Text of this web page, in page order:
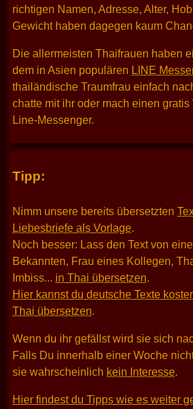
richtigen Namen, Adresse, Alter,
Gewicht haben dagegen kaum
Die allermeisten Thaifrauen haben
dem in Asien populären LINE
thailändische Traumfrau einfach
chatte mit ihr oder mach einen
Line-Messenger.
Tipp:
Nimm unsere bereits übersetzten
Liebesbriefe als Vorlage.
Noch besser: Lass den Text von
Bekannten, Frau eines Kollegen,
Imbiss... in Thai übersetzen.
Hier kannst du deutsche Texte
Thai übersetzen.
Wenn du ihr gefällst wird sie sich
Falls Du innerhalb einer Woche
sie wahrscheinlich kein Interesse.
Hier findest du Tipps wie es weiter